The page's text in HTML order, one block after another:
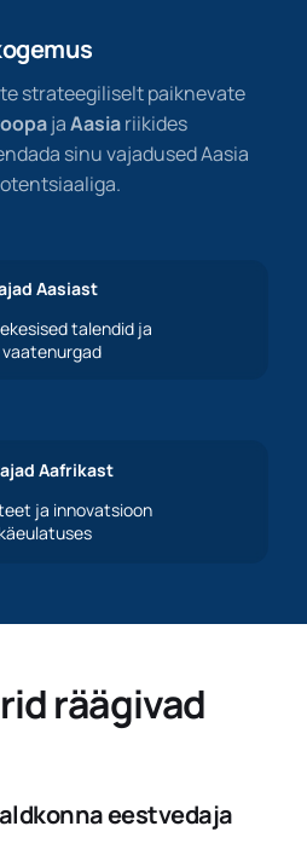
strateegiliselt paiknevate
jaAasiariikides
sinu vajadused Aasia
Aasiast
talendid ja
Aafrikast
ja innovatsioon
räägivad
eestvedaja